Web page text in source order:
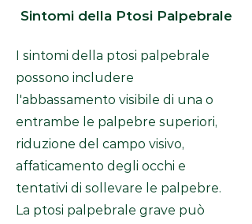
Sintomi della Ptosi Palpebrale
I sintomi della ptosi palpebrale
possono includere
l'abbassamento visibile di una o
entrambe le palpebre superiori,
riduzione del campo visivo,
affaticamento degli occhi e
tentativi di sollevare le palpebre.
La ptosi palpebrale grave può